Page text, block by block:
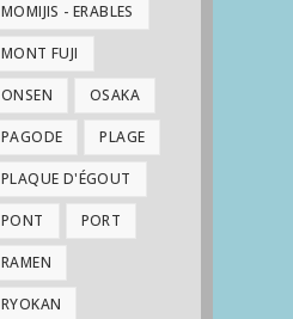
MOMIJIS - ERABLES
MONT FUJI
ONSEN OSAKA
PAGODE PLAGE
PLAQUE D'ÉGOUT
PONT PORT
RAMEN
RYOKAN